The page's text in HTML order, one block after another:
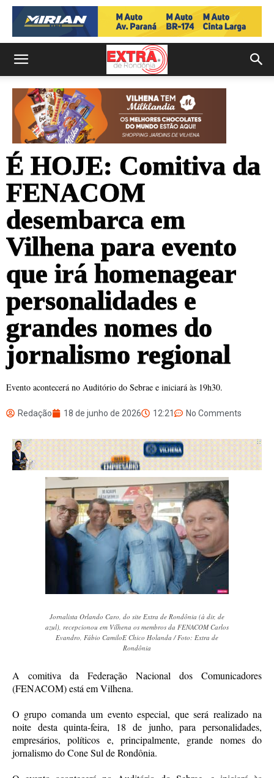
É HOJE: Comitiva da
FENACOM
desembarca em
Vilhena para evento
que irá homenagear
personalidades e
grandes nomes do
jornalismo regional
Evento acontecerá no Auditório do Sebrae e iniciará às 19h30.
Redação 18 de junho de 2026 12:21 No Comments
Jornalista Orlando Caro, do site Extra de Rondônia (à dir, de
azul), recepcionou em Vilhena os membros da FENACOM Carlos
Evandro, Fábio CamiloE Chico Holanda / Foto: Extra de
Rondônia
A comitiva da Federação Nacional dos Comunicadores
(FENACOM) está em Vilhena.
O grupo comanda um evento especial, que será realizado na
noite desta quinta-feira, 18 de junho, para personalidades,
empresários, políticos e, principalmente, grande nomes do
jornalismo do Cone Sul de Rondônia.